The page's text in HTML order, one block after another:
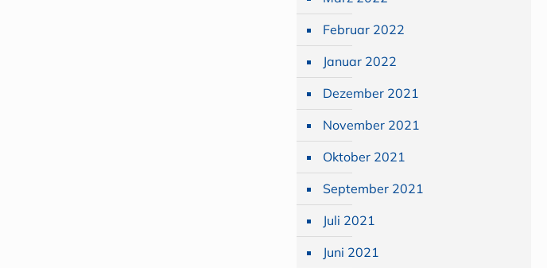
Februar 2022
Januar 2022
Dezember 2021
November 2021
Oktober 2021
September 2021
Juli 2021
Juni 2021